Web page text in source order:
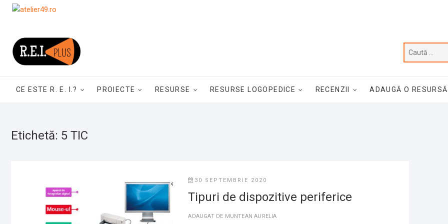
Skip
CE ESTE R. E. I.? PROIECTE RESURSE RESURSE LOGOPEDICE RECENZII ADAUGĂ O RESURSĂ
Etichetă: 5 TIC
30 SEPTEMBRIE 2020
Tipuri de dispozitive periferice
ADAUGAT DE MUNTEAN AURELIA